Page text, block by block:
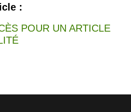
:
POUR UN ARTICLE